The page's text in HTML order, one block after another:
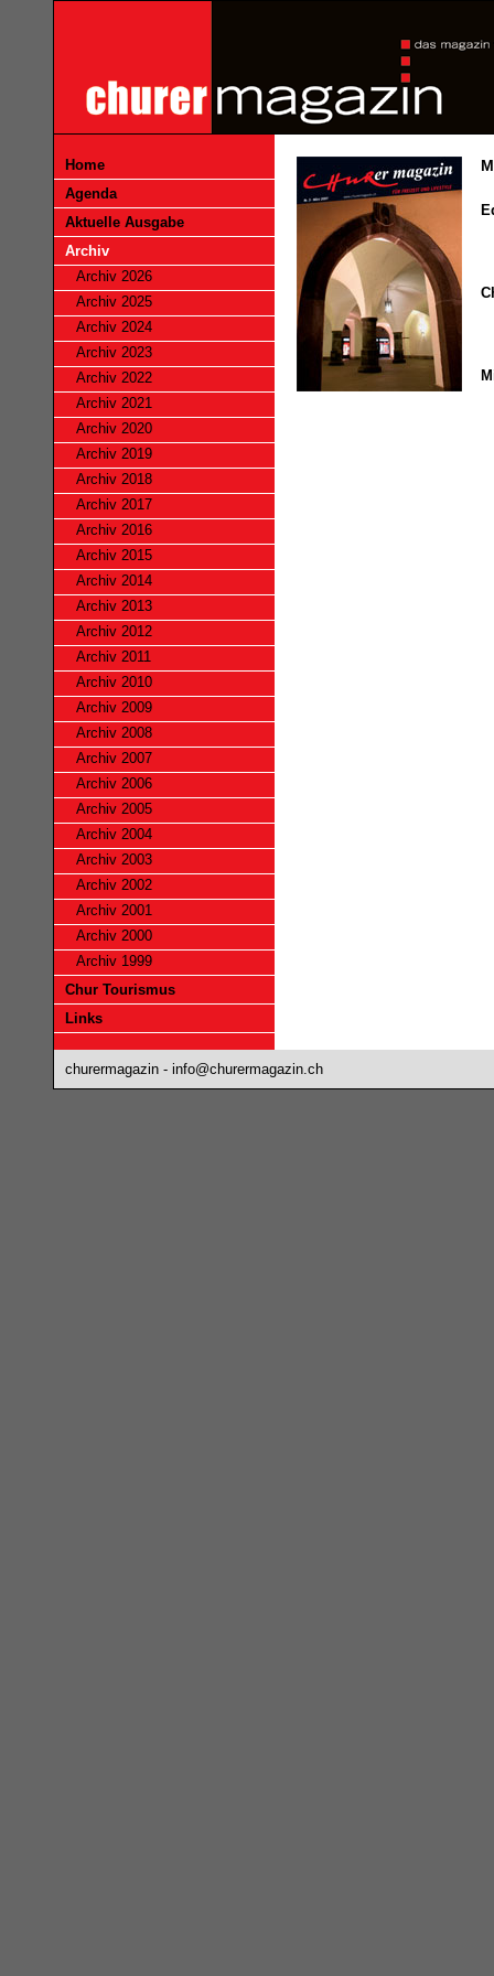
Home
Agenda
Aktuelle Ausgabe
Archiv
Archiv 2026
Archiv 2025
Archiv 2024
Archiv 2023
Archiv 2022
Archiv 2021
Archiv 2020
Archiv 2019
Archiv 2018
Archiv 2017
Archiv 2016
Archiv 2015
Archiv 2014
Archiv 2013
Archiv 2012
Archiv 2011
Archiv 2010
Archiv 2009
Archiv 2008
Archiv 2007
Archiv 2006
Archiv 2005
Archiv 2004
Archiv 2003
Archiv 2002
Archiv 2001
Archiv 2000
Archiv 1999
Chur Tourismus
Links
churermagazin - info@churermagazin.ch